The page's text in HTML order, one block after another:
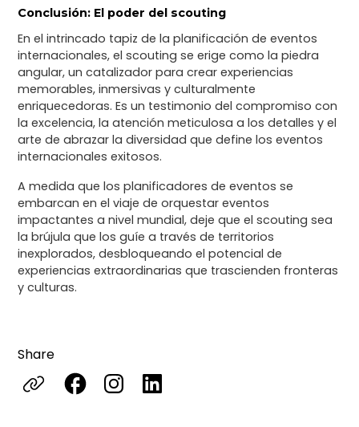
Share
Conclusión: El poder del scouting
En el intrincado tapiz de la planificación de eventos
internacionales, el scouting se erige como la piedra
angular, un catalizador para crear experiencias
memorables, inmersivas y culturalmente
enriquecedoras. Es un testimonio del compromiso con
la excelencia, la atención meticulosa a los detalles y el
arte de abrazar la diversidad que define los eventos
internacionales exitosos.
A medida que los planificadores de eventos se
embarcan en el viaje de orquestar eventos
impactantes a nivel mundial, deje que el scouting sea
la brújula que los guíe a través de territorios
inexplorados, desbloqueando el potencial de
experiencias extraordinarias que trascienden fronteras
y culturas.